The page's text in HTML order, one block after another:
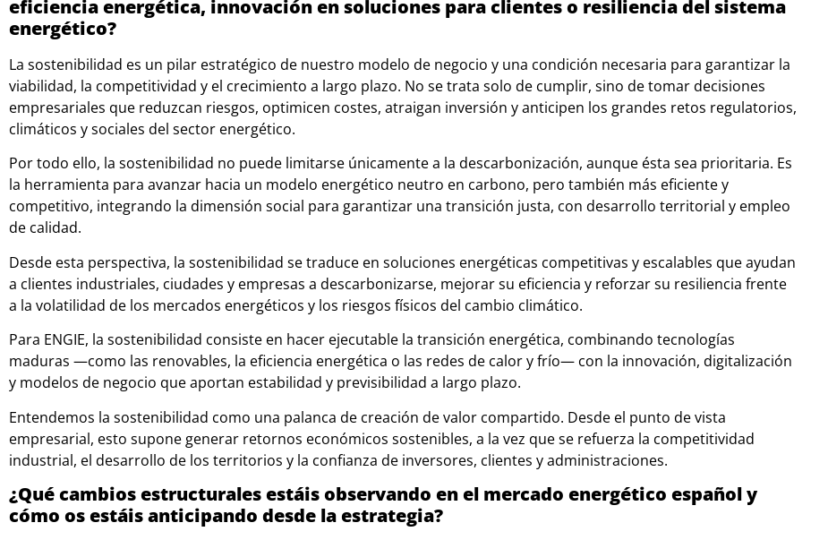
eficiencia energética, innovación en soluciones para clientes o resiliencia del sistema
energético?
La sostenibilidad es un pilar estratégico de nuestro modelo de negocio y una condición necesaria para garantizar la
viabilidad, la competitividad y el crecimiento a largo plazo. No se trata solo de cumplir, sino de tomar decisiones
empresariales que reduzcan riesgos, optimicen costes, atraigan inversión y anticipen los grandes retos regulatorios,
climáticos y sociales del sector energético.
Por todo ello, la sostenibilidad no puede limitarse únicamente a la descarbonización, aunque ésta sea prioritaria. Es
la herramienta para avanzar hacia un modelo energético neutro en carbono, pero también más eficiente y
competitivo, integrando la dimensión social para garantizar una transición justa, con desarrollo territorial y empleo
de calidad.
Desde esta perspectiva, la sostenibilidad se traduce en soluciones energéticas competitivas y escalables que ayudan
a clientes industriales, ciudades y empresas a descarbonizarse, mejorar su eficiencia y reforzar su resiliencia frente
a la volatilidad de los mercados energéticos y los riesgos físicos del cambio climático.
Para ENGIE, la sostenibilidad consiste en hacer ejecutable la transición energética, combinando tecnologías
maduras —como las renovables, la eficiencia energética o las redes de calor y frío— con la innovación, digitalización
y modelos de negocio que aportan estabilidad y previsibilidad a largo plazo.
Entendemos la sostenibilidad como una palanca de creación de valor compartido. Desde el punto de vista
empresarial, esto supone generar retornos económicos sostenibles, a la vez que se refuerza la competitividad
industrial, el desarrollo de los territorios y la confianza de inversores, clientes y administraciones.
¿Qué cambios estructurales estáis observando en el mercado energético español y
cómo os estáis anticipando desde la estrategia?